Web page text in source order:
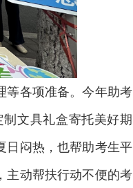
等各项准备。今年助考
文具礼盒寄托美好期
日闷热，也帮助考生平
主动帮扶行动不便的考